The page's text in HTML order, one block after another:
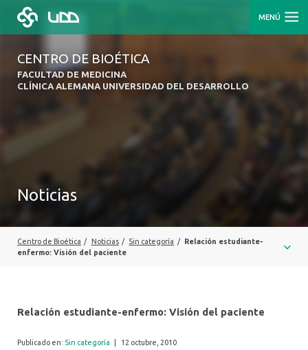
MENÚ
CENTRO DE BIOÉTICA
FACULTAD DE MEDICINA
CLÍNICA ALEMANA UNIVERSIDAD DEL DESARROLLO
Noticias
Centro de Bioética / Noticias / Sin categoría /
Relación estudiante-
enfermo: Visión del paciente
Relación estudiante-enfermo: Visión del paciente
Publicado en: Sin categoría 12 octubre, 2010